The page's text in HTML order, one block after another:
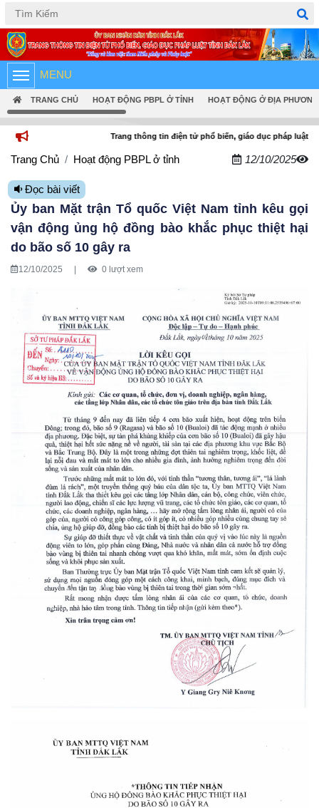
Tiếng Việt English
MENU
TRANG CHỦ HOẠT ĐỘNG PBPL Ở TỈNH HOẠT ĐỘNG Ở ĐỊA PHƯƠNG
Trang thông tin điện tử phổ biến, giáo dục pháp luật tỉnh Đắk Lắk
Trang Chủ Hoạt động PBPL ở tỉnh 12/10/2025
Đọc bài viết
Ủy ban Mặt trận Tổ quốc Việt Nam tỉnh kêu gọi
vận động ủng hộ đồng bào khắc phục thiệt hại
do bão số 10 gây ra
12/10/2025 0 lượt xem